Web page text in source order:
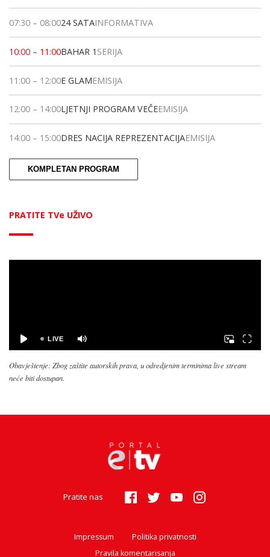
07:30 – 08:0024 SATAINFORMATIVA
10:00 – 11:00BAHAR 1 SERIJA
11:00 – 12:00E GLAMEMISIJA
12:00 – 14:00LJETNJI PROGRAM VEČEEMISIJA
14:00 – 15:00DRES NACIJA REPREZENTACIJAEMISIJA
KOMPLETAN PROGRAM
PRATITE TVe UŽIVO
Obavještenje: Zbog zaštite autorskih prava, u odredjenim terminima live stream
neće biti dostupan.
Pratite nas
Impressum
Politika privatnosti
Pravila komentarisanja